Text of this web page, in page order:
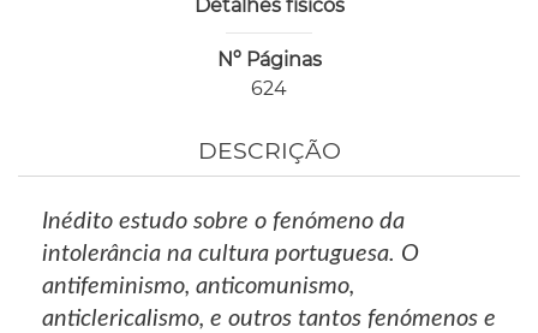
Detalhes físicos
Nº Páginas
624
DESCRIÇÃO
Inédito estudo sobre o fenómeno da
intolerância na cultura portuguesa. O
antifeminismo, anticomunismo,
anticlericalismo, e outros tantos fenómenos e